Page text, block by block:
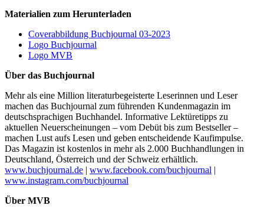
Materialien zum Herunterladen
Coverabbildung Buchjournal 03-2023
Logo Buchjournal
Logo MVB
Über das Buchjournal
Mehr als eine Million literaturbegeisterte Leserinnen und Leser
machen das Buchjournal zum führenden Kundenmagazin im
deutschsprachigen Buchhandel. Informative Lektüretipps zu
aktuellen Neuerscheinungen – vom Debüt bis zum Bestseller –
machen Lust aufs Lesen und geben entscheidende Kaufimpulse.
Das Magazin ist kostenlos in mehr als 2.000 Buchhandlungen in
Deutschland, Österreich und der Schweiz erhältlich.
www.buchjournal.de | www.facebook.com/buchjournal |
www.instagram.com/buchjournal
Über MVB